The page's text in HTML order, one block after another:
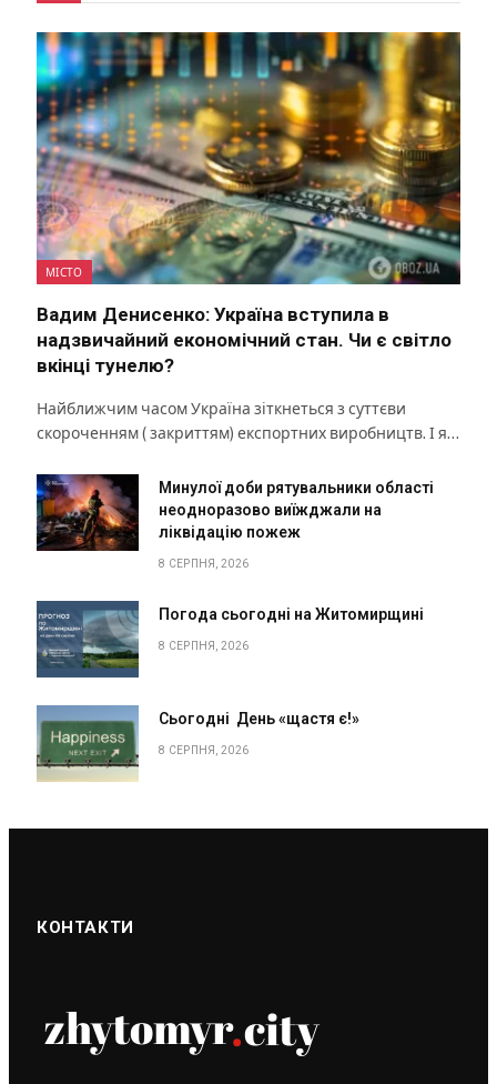
МІСТО
Вадим Денисенко: Україна вступила в
надзвичайний економічний стан. Чи є світло
вкінці тунелю?
Найближчим часом Україна зіткнеться з суттєви
скороченням ( закриттям) експортних виробництв. І я…
Минулої доби рятувальники області
неодноразово виїжджали на
ліквідацію пожеж
8 СЕРПНЯ, 2026
Погода сьогодні на Житомирщині
8 СЕРПНЯ, 2026
Сьогодні День «щастя є!»
8 СЕРПНЯ, 2026
КОНТАКТИ